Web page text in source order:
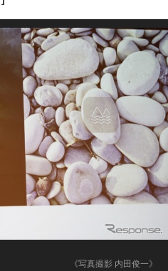
《写真撮影 内田俊一》